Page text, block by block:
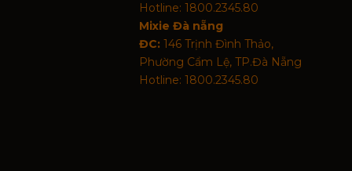
Hotline: 1800.2345.80
Mixie Đà nẵng
ĐC: 146 Trịnh Đình Thảo,
Phường Cẩm Lệ, TP.Đà Nẵng
Hotline: 1800.2345.80